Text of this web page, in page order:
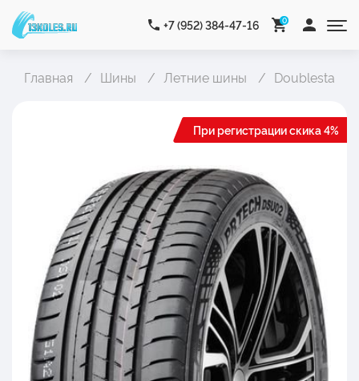
+7 (952) 384-47-16 0
Главная Шины Летние шины Doublestar
При регистрации скика 4%